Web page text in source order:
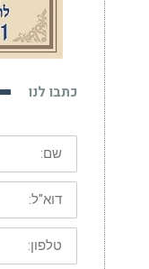
כתבו לנו
שם:
דוא"ל:
טלפון: